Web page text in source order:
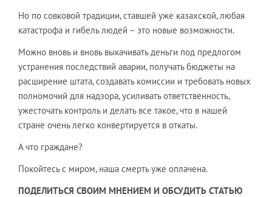
Но по совковой традиции, ставшей уже казахской, любая
катастрофа и гибель людей – это новые возможности.
Можно вновь и вновь выкачивать деньги под предлогом
устранения последствий аварии, получать бюджеты на
расширение штата, создавать комиссии и требовать новых
полномочий для надзора, усиливать ответственность,
ужесточать контроль и делать все такое, что в нашей
стране очень легко конвертируется в откаты.
А что граждане?
Покойтесь с миром, наша смерть уже оплачена.
ПОДЕЛИТЬСЯ СВОИМ МНЕНИЕМ И ОБСУДИТЬ СТАТЬЮ